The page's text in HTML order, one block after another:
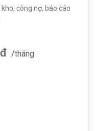
công nợ, báo cáo
đ /tháng